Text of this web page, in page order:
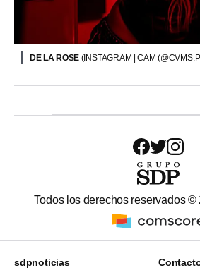
DE LA ROSE (INSTAGRAM | CAM
Todos los derechos reservados ©
sdpnoticias